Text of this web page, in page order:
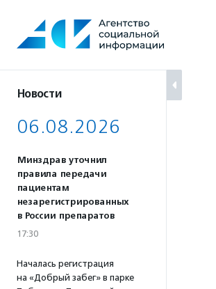
содержанию
Новости
06.08.2026
Минздрав уточнил
правила передачи
пациентам
незарегистрированных
в России препаратов
17:30
Началась регистрация
на «Добрый забег» в парке